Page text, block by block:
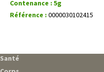
Contenance : 5g
Référence : 0000030102415
Santé